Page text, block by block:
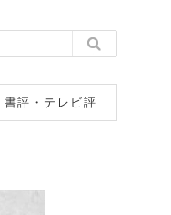
書評・テレビ評